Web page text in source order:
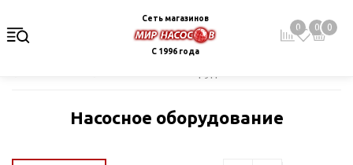
Сеть магазинов
С 1996 года
0 0 0
Насосное оборудование